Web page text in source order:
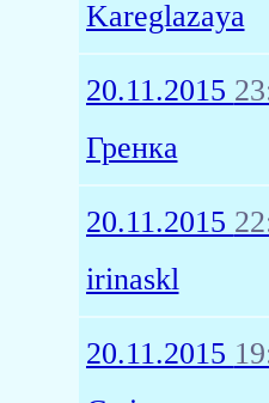
Kareglazaya
20.11.2015
Гренка
20.11.2015
irinaskl
20.11.2015